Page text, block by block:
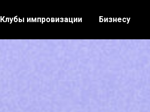
Клубы импровизации Бизнесу